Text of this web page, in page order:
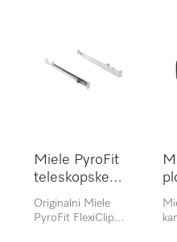
Miele PyroFit
teleskopske
vođice HFC 72
Originalni Miele
PyroFit FlexiClip